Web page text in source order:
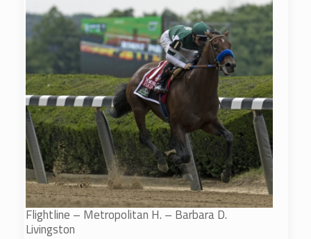
Flightline – Metropolitan H. – Barbara D.
Livingston